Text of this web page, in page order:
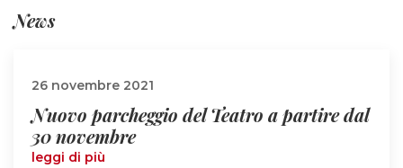
News
26 novembre 2021
Nuovo parcheggio del Teatro a partire dal
30 novembre
leggi di più